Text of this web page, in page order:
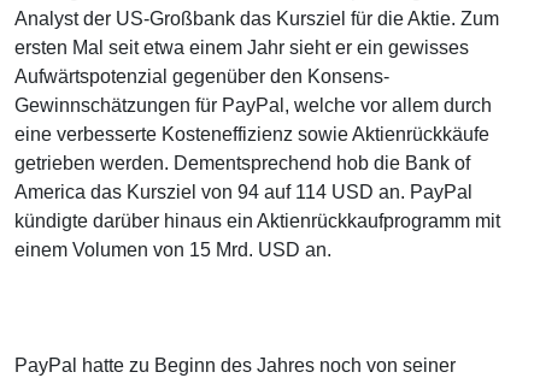
Analyst der US-Großbank das Kursziel für die Aktie. Zum
ersten Mal seit etwa einem Jahr sieht er ein gewisses
Aufwärtspotenzial gegenüber den Konsens-
Gewinnschätzungen für PayPal, welche vor allem durch
eine verbesserte Kosteneffizienz sowie Aktienrückkäufe
getrieben werden. Dementsprechend hob die Bank of
America das Kursziel von 94 auf 114 USD an. PayPal
kündigte darüber hinaus ein Aktienrückkaufprogramm mit
einem Volumen von 15 Mrd. USD an.
PayPal hatte zu Beginn des Jahres noch von seiner